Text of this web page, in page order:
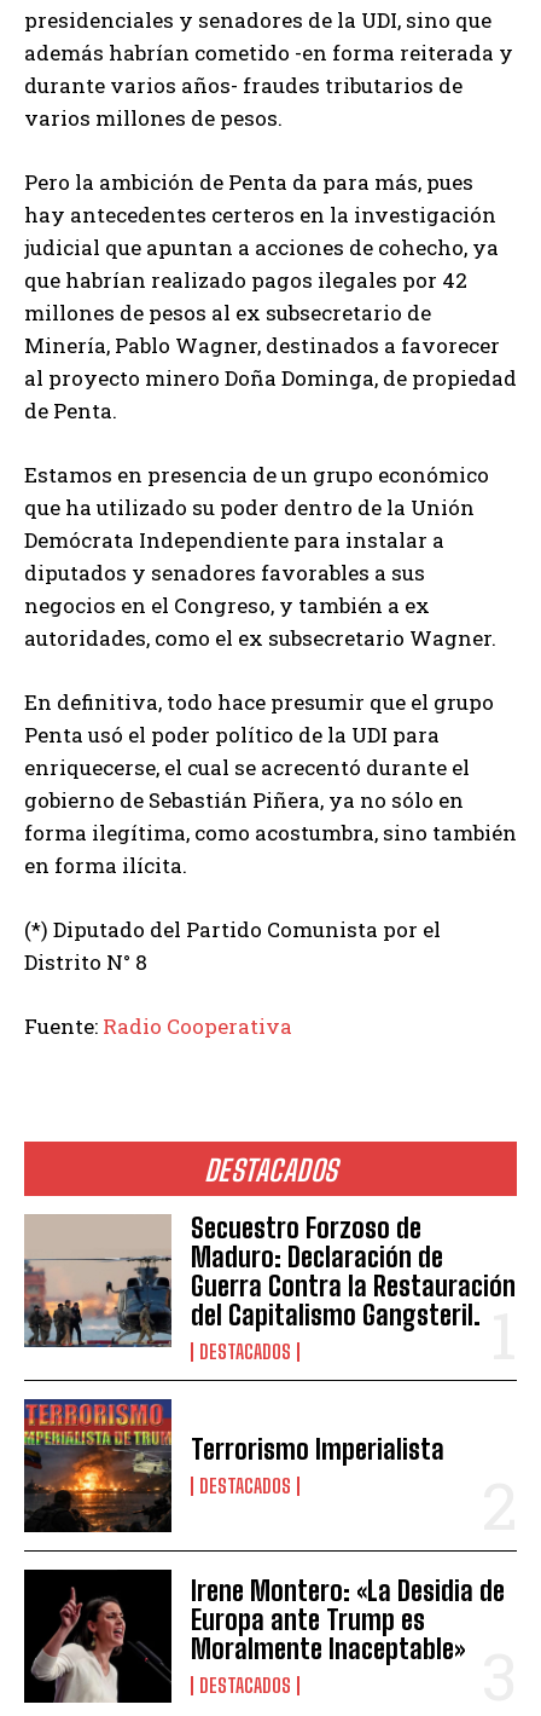
DESTACADOS
Secuestro Forzoso de
Maduro: Declaración de
Guerra Contra la Restauración
del Capitalismo Gangsteril.
DESTACADOS
Terrorismo Imperialista
DESTACADOS
Irene Montero: «La Desidia de
Europa ante Trump es
Moralmente Inaceptable»
DESTACADOS
presidenciales y senadores de la UDI, sino que
además habrían cometido -en forma reiterada y
durante varios años- fraudes tributarios de
varios millones de pesos.
Pero la ambición de Penta da para más, pues
hay antecedentes certeros en la investigación
judicial que apuntan a acciones de cohecho, ya
que habrían realizado pagos ilegales por 42
millones de pesos al ex subsecretario de
Minería, Pablo Wagner, destinados a favorecer
al proyecto minero Doña Dominga, de propiedad
de Penta.
Estamos en presencia de un grupo económico
que ha utilizado su poder dentro de la Unión
Demócrata Independiente para instalar a
diputados y senadores favorables a sus
negocios en el Congreso, y también a ex
autoridades, como el ex subsecretario Wagner.
En definitiva, todo hace presumir que el grupo
Penta usó el poder político de la UDI para
enriquecerse, el cual se acrecentó durante el
gobierno de Sebastián Piñera, ya no sólo en
forma ilegítima, como acostumbra, sino también
en forma ilícita.
(*) Diputado del Partido Comunista por el
Distrito N° 8
Fuente: Radio Cooperativa